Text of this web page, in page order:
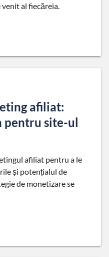
al fiecăreia.
afiliat:
pentru site-ul
afiliat pentru a le
și potențialul de
de monetizare se